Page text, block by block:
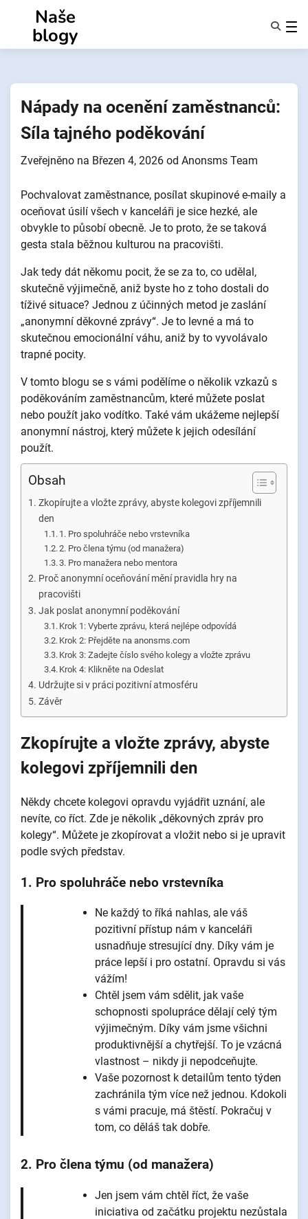
obsahu
Naše
blogy
O Nás
Nápady na ocenění zaměstnanců:
Síla tajného poděkování
Zveřejněno na Březen 4, 2026 od Anonsms Team
Pochvalovat zaměstnance, posílat skupinové e-maily a
oceňovat úsilí všech v kanceláři je sice hezké, ale
obvykle to působí obecně. Je to proto, že se taková
gesta stala běžnou kulturou na pracovišti.
Jak tedy dát někomu pocit, že se za to, co udělal,
skutečně výjimečně, aniž byste ho z toho dostali do
tíživé situace? Jednou z účinných metod je zaslání
„anonymní děkovné zprávy“. Je to levné a má to
skutečnou emocionální váhu, aniž by to vyvolávalo
trapné pocity.
V tomto blogu se s vámi podělíme o několik vzkazů s
poděkováním zaměstnancům, které můžete poslat
nebo použít jako vodítko. Také vám ukážeme nejlepší
anonymní nástroj, který můžete k jejich odesílání
použít.
Obsah
Zkopírujte a vložte zprávy, abyste kolegovi zpříjemnili
den
1. Pro spoluhráče nebo vrstevníka
2. Pro člena týmu (od manažera)
3. Pro manažera nebo mentora
Proč anonymní oceňování mění pravidla hry na
pracovišti
Jak poslat anonymní poděkování
Krok 1: Vyberte zprávu, která nejlépe odpovídá
Krok 2: Přejděte na anonsms.com
Krok 3: Zadejte číslo svého kolegy a vložte zprávu
Krok 4: Klikněte na Odeslat
Udržujte si v práci pozitivní atmosféru
Závěr
Zkopírujte a vložte zprávy, abyste
kolegovi zpříjemnili den
Někdy chcete kolegovi opravdu vyjádřit uznání, ale
nevíte, co říct. Zde je několik „děkovných zpráv pro
kolegy“. Můžete je zkopírovat a vložit nebo si je upravit
podle svých představ.
1. Pro spoluhráče nebo vrstevníka
Ne každý to říká nahlas, ale váš
pozitivní přístup nám v kanceláři
usnadňuje stresující dny. Díky vám je
práce lepší i pro ostatní. Opravdu si vás
vážím!
Chtěl jsem vám sdělit, jak vaše
schopnosti spolupráce dělají celý tým
výjimečným. Díky vám jsme všichni
produktivnější a chytřejší. To je vzácná
vlastnost – nikdy ji nepodceňujte.
Vaše pozornost k detailům tento týden
zachránila tým více než jednou. Kdokoli
s vámi pracuje, má štěstí. Pokračuj v
tom, co děláš tak dobře.
2. Pro člena týmu (od manažera)
Jen jsem vám chtěl říct, že vaše
iniciativa od začátku projektu nezůstala